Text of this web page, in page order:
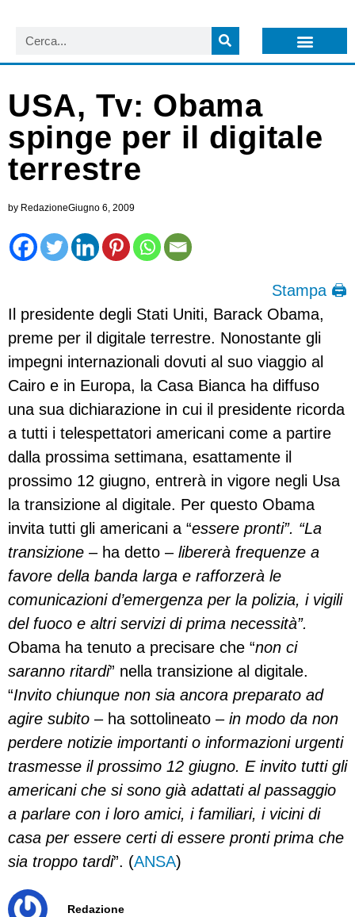
USA, Tv: Obama
spinge per il digitale
terrestre
by RedazioneGiugno 6, 2009
Stampa 🖨
Il presidente degli Stati Uniti, Barack Obama,
preme per il digitale terrestre. Nonostante gli
impegni internazionali dovuti al suo viaggio al
Cairo e in Europa, la Casa Bianca ha diffuso
una sua dichiarazione in cui il presidente ricorda
a tutti i telespettatori americani come a partire
dalla prossima settimana, esattamente il
prossimo 12 giugno, entrerà in vigore negli Usa
la transizione al digitale. Per questo Obama
invita tutti gli americani a “essere pronti”. “La
transizione – ha detto – libererà frequenze a
favore della banda larga e rafforzerà le
comunicazioni d’emergenza per la polizia, i vigili
del fuoco e altri servizi di prima necessità”.
Obama ha tenuto a precisare che “non ci
saranno ritardi” nella transizione al digitale.
“Invito chiunque non sia ancora preparato ad
agire subito – ha sottolineato – in modo da non
perdere notizie importanti o informazioni urgenti
trasmesse il prossimo 12 giugno. E invito tutti gli
americani che si sono già adattati al passaggio
a parlare con i loro amici, i familiari, i vicini di
casa per essere certi di essere pronti prima che
sia troppo tardi”. (ANSA)
Redazione